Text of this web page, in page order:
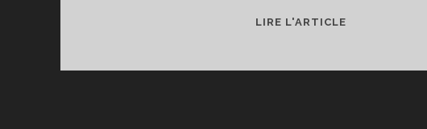
LIRE L'ARTICLE